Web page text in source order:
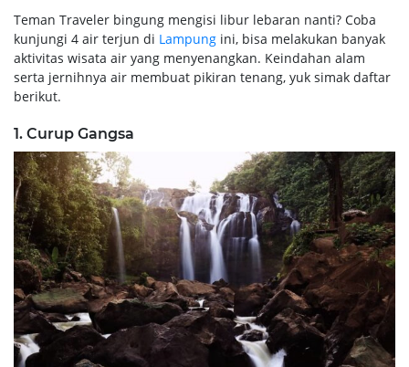
Teman Traveler bingung mengisi libur lebaran nanti? Coba
kunjungi 4 air terjun di Lampung ini, bisa melakukan banyak
aktivitas wisata air yang menyenangkan. Keindahan alam
serta jernihnya air membuat pikiran tenang, yuk simak daftar
berikut.
1. Curup Gangsa